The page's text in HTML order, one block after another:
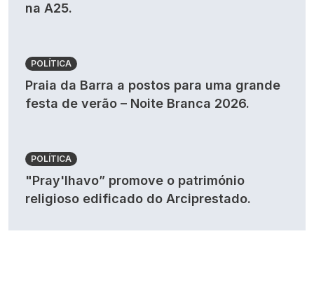
na A25.
POLÍTICA
Praia da Barra a postos para uma grande
festa de verão – Noite Branca 2026.
POLÍTICA
"Pray'lhavo” promove o património
religioso edificado do Arciprestado.